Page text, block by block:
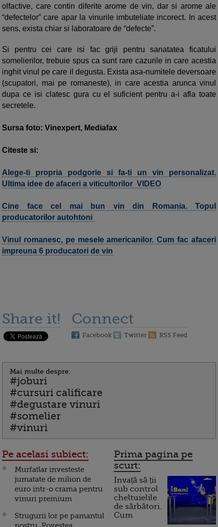
olfactive, care contin diferite arome de vin, dar si arome ale
“defectelor” care apar la vinurile imbuteliate incorect. In acest
sens, exista chiar si laboratoare de “defecte”.
Si pentru cei care isi fac griji pentru sanatatea ficatului
somelierilor, trebuie spus ca sunt rare cazurile in care acestia
inghit vinul pe care il degusta. Exista asa-numitele deversoare
(scupatori, mai pe romaneste), in care acestia arunca vinul
dupa ce isi clatesc gura cu el suficient pentru a-i afla toate
secretele.
Sursa foto: Vinexpert, Mediafax
Citeste si:
Alege-ti propria podgorie si fa-ti un vin personalizat.
Ultima idee de afaceri a viticultorilor VIDEO
Cine face cel mai bun vin din Romania. Topul
producatorilor autohtoni
Vinul romanesc, pe mesele americanilor. Cum fac afaceri
impreuna 6 producatori de vin
Share it! Connect
Facebook Twitter RSS Feed
Mai multe despre:
#joburi
#cursuri calificare
#degustare vinuri
#somelier
#vinuri
Pe acelasi subiect:
Murfatlar investeste
jumatate de milion de
euro intr-o crama pentru
vinuri premium
Strugurii lor pe pamantul
Prima pagina pe
scurt:
Invață să ții
sub control
cheltuielile
de sărbători.
Cum